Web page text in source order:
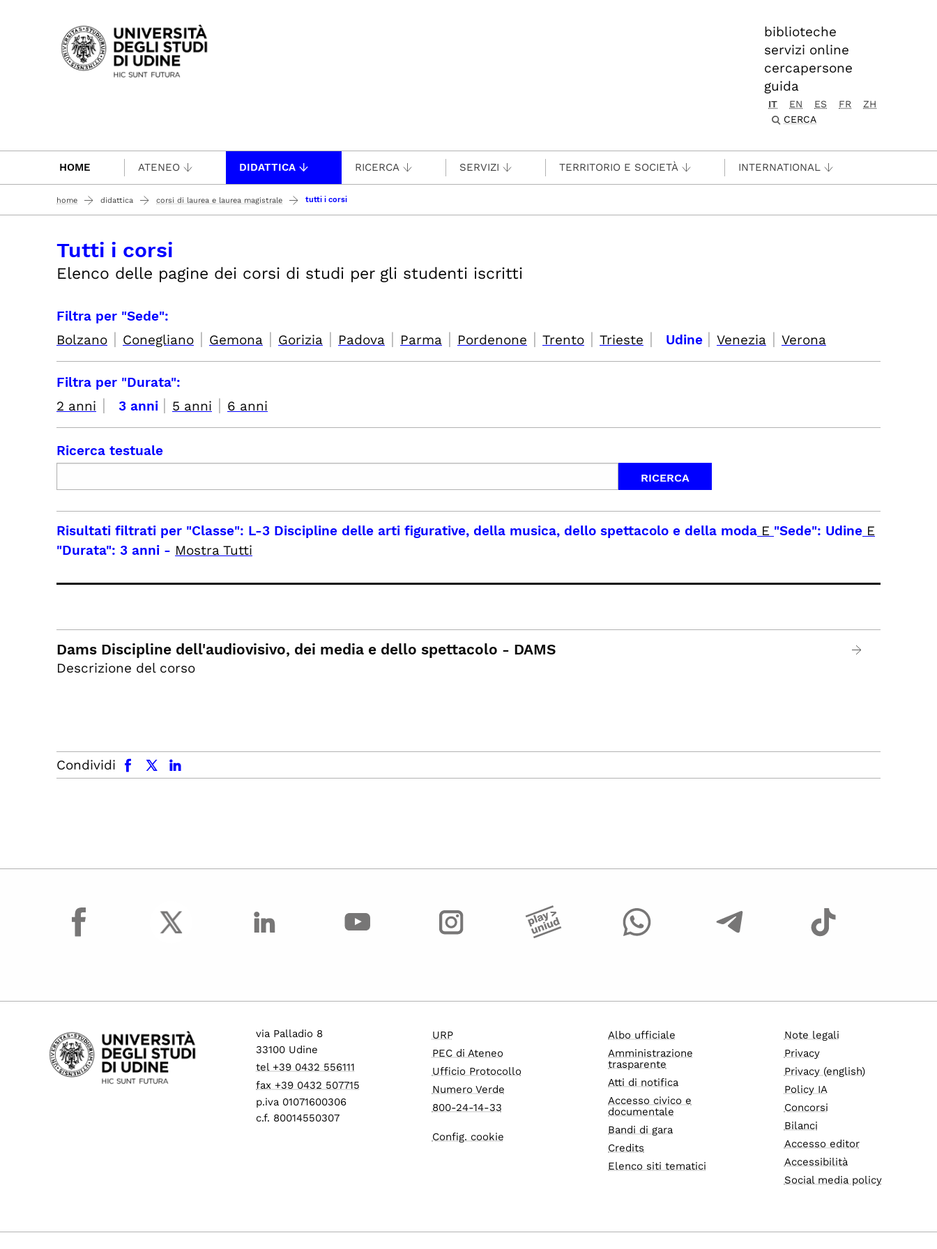
Passa al contenuto principale
biblioteche
servizi online
cercapersone
guida
IT EN ES FR
ZH
CERCA
HOME ATENEO DIDATTICA RICERCA SERVIZI TERRITORIO E SOCIETÀ INTERNATIONAL
home didattica corsi di laurea e laurea magistrale tutti i corsi
Tutti i corsi
Elenco delle pagine dei corsi di studi per gli studenti iscritti
Filtra per "Sede":
Bolzano | Conegliano | Gemona | Gorizia | Padova | Parma | Pordenone | Trento | Trieste | Udine | Venezia | Verona
Filtra per "Durata":
2 anni | 3 anni | 5 anni | 6 anni
Ricerca testuale
Risultati filtrati per "Classe": L-3 Discipline delle arti figurative, della musica, dello spettacolo e della moda E "Sede": Udine E
"Durata": 3 anni - Mostra Tutti
Dams Discipline dell'audiovisivo, dei media e dello spettacolo - DAMS
Descrizione del corso
Condividi
facebook x.com linkedin
facebook
via Palladio 8
33100 Udine
tel +39 0432 556111
fax +39 0432 507715
p.iva 01071600306
c.f. 80014550307
URP
PEC di Ateneo
Ufficio Protocollo
Numero Verde
800-24-14-33
Config. cookie
Albo ufficiale
Amministrazione
trasparente
Atti di notifica
Accesso civico e
documentale
Bandi di gara
Credits
Elenco siti tematici
Note legali
Privacy
Privacy (english)
Policy IA
Concorsi
Bilanci
Accesso editor
Accessibilità
Social media policy